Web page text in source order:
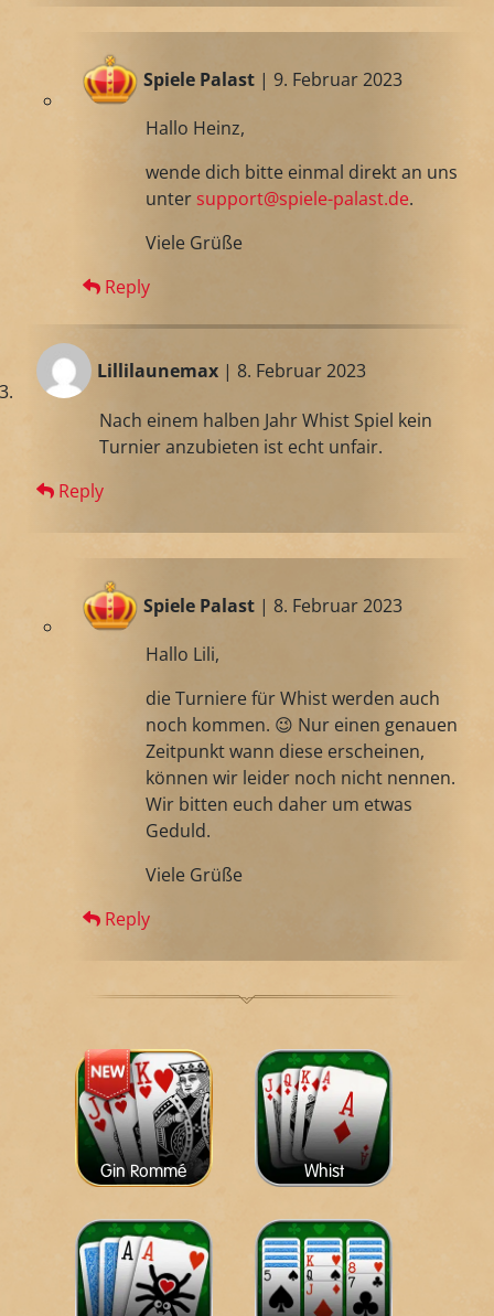
Spiele Palast | 9. Februar 2023
Hallo Heinz,
wende dich bitte einmal direkt an uns
unter support@spiele-palast.de.
Viele Grüße
Reply
Lillilaunemax | 8. Februar 2023
Nach einem halben Jahr Whist Spiel kein
Turnier anzubieten ist echt unfair.
Reply
Spiele Palast | 8. Februar 2023
Hallo Lili,
die Turniere für Whist werden auch
noch kommen. 😉 Nur einen genauen
Zeitpunkt wann diese erscheinen,
können wir leider noch nicht nennen.
Wir bitten euch daher um etwas
Geduld.
Viele Grüße
Reply
Gin Rommé Whist